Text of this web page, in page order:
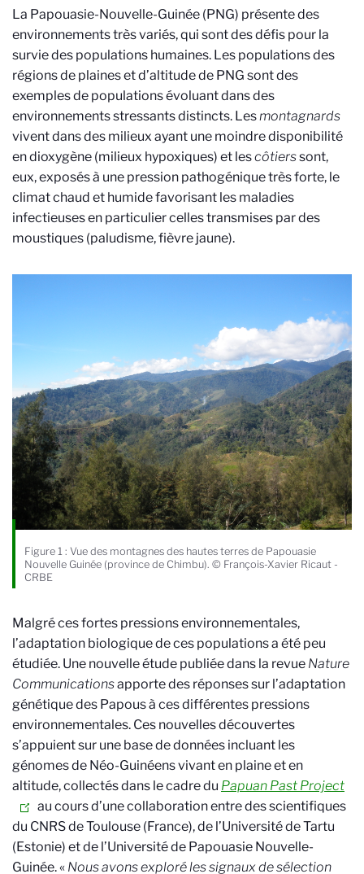
La Papouasie-Nouvelle-Guinée (PNG) présente des
environnements très variés, qui sont des défis pour la
survie des populations humaines. Les populations des
régions de plaines et d’altitude de PNG sont des
exemples de populations évoluant dans des
environnements stressants distincts. Lesmontagnards
vivent dans des milieux ayant une moindre disponibilité
en dioxygène (milieux hypoxiques) et lescôtierssont,
eux, exposés à une pression pathogénique très forte, le
climat chaud et humide favorisant les maladies
infectieuses en particulier celles transmises par des
moustiques (paludisme, fièvre jaune).
Figure 1 : Vue des montagnes des hautes terres de Papouasie
Nouvelle Guinée (province de Chimbu). © François-Xavier Ricaut -
CRBE
Malgré ces fortes pressions environnementales,
l’adaptation biologique de ces populations a été peu
étudiée. Une nouvelle étude publiée dans la revue Nature
Communicationsapporte des réponses sur l’adaptation
génétique des Papous à ces différentes pressions
environnementales. Ces nouvelles découvertes
s’appuient sur une base de données incluant les
génomes de Néo-Guinéens vivant en plaine et en
altitude, collectés dans le cadre du Papuan Past Project
au cours d’une collaboration entre des scientifiques
du CNRS de Toulouse (France), de l’Université de Tartu
(Estonie) et de l’Université de Papouasie Nouvelle-
Guinée. « Nous avons exploré les signaux de sélection